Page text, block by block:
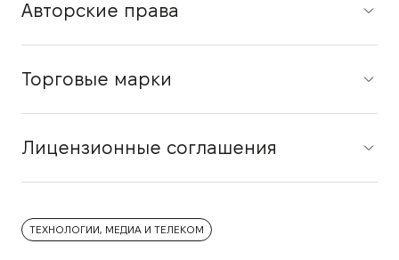
Авторские права
Торговые марки
Лицензионные соглашения
ТЕХНОЛОГИИ, МЕДИА И ТЕЛЕКОМ